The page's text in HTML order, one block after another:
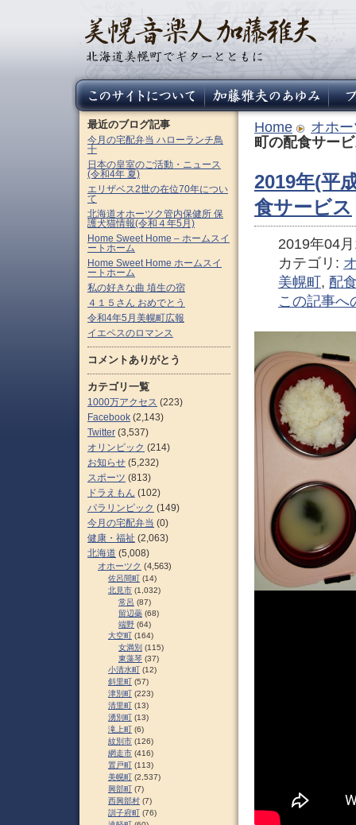
Home
オホ
町の配食サー
2019年(平
食サービス
2019年04
カテゴリ:
美幌町 , 配
この記事へ
最近のブログ記事
今月の宅配弁当 ハローランチ鳥
十
日本の皇室のご活動・ニュース
(令和4年 夏)
エリザベス2世の在位70年につい
て
北海道オホーツク管内保健所 保
護犬猫情報(令和４年5月)
Home Sweet Home – ホームスイ
ートホーム
Home Sweet Home ホームスイ
ートホーム
私の好きな曲 埴生の宿
４１５さん おめでとう
令和4年5月美幌町広報
イエペスのロマンス
コメントありがとう
カテゴリ一覧
1000万アクセス (223)
Facebook (2,143)
Twitter (3,537)
オリンピック (214)
お知らせ (5,232)
スポーツ (813)
ドラえもん (102)
パラリンピック (149)
今月の宅配弁当 (0)
健康・福祉 (2,063)
北海道 (5,008)
オホーツク (4,563)
佐呂間町 (14)
北見市 (1,032)
常呂 (87)
留辺蘂 (68)
端野 (64)
大空町 (164)
女満別 (115)
東藻琴 (37)
小清水町 (12)
斜里町 (57)
津別町 (223)
清里町 (13)
湧別町 (13)
滝上町 (6)
紋別市 (126)
網走市 (416)
置戸町 (113)
美幌町 (2,537)
興部町 (7)
西興部村 (7)
訓子府町 (76)